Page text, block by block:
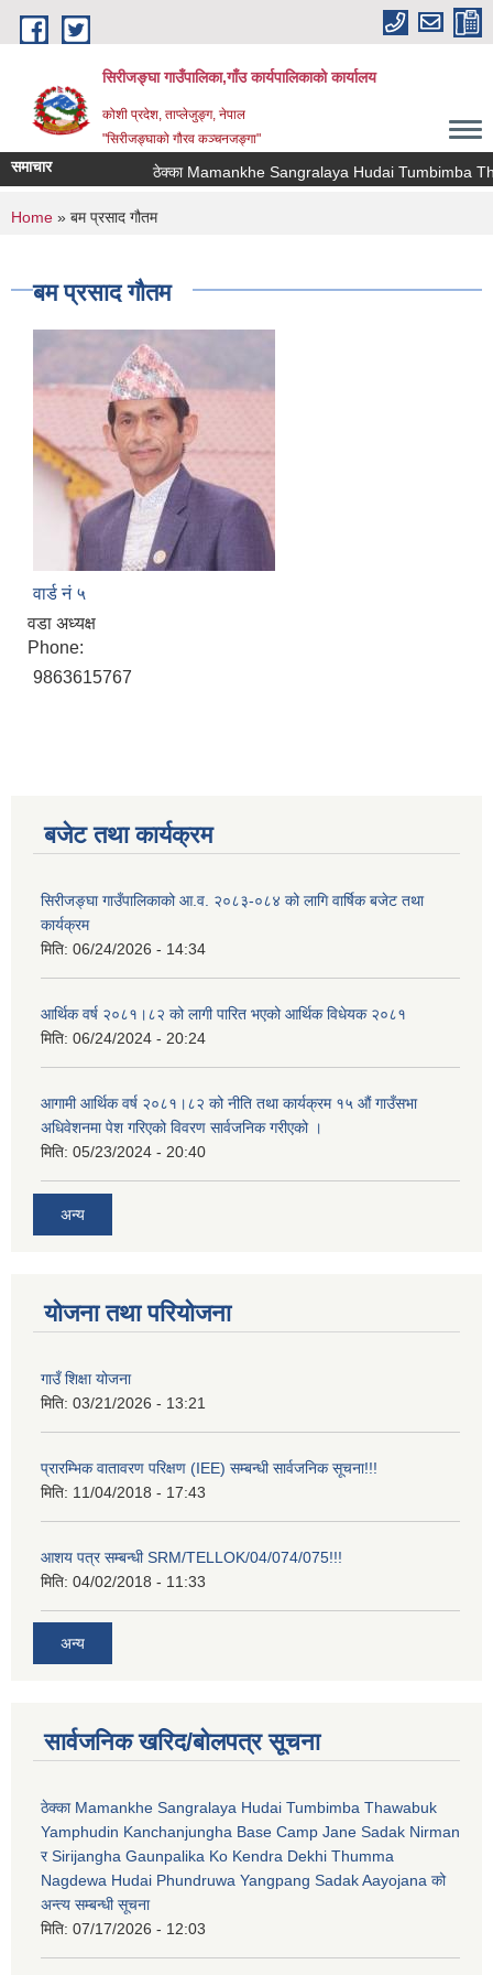
Skip to main content
सिरीजङ्घा गाउँपालिका,गाँउ कार्यपालिकाको कार्यालय
कोशी प्रदेश, ताप्लेजुङ्ग, नेपाल
"सिरीजङ्घाको गौरव कञ्चनजङ्गा"
समाचार ठेक्का Mamankhe Sangralaya Hudai Tumbimba
You are here
Home » बम प्रसाद गौतम
बम प्रसाद गौतम
वार्ड नं ५
वडा अध्यक्ष
Phone:
9863615767
बजेट तथा कार्यक्रम
सिरीजङ्घा गाउँपालिकाको आ.व. २०८३-०८४ को लागि वार्षिक बजेट तथा
कार्यक्रम
मिति: 06/24/2026 - 14:34
आर्थिक वर्ष २०८१।८२ को लागी पारित भएको आर्थिक विधेयक २०८१
मिति: 06/24/2024 - 20:24
आगामी आर्थिक वर्ष २०८१।८२ को नीति तथा कार्यक्रम १५ औं गाउँसभा
अधिवेशनमा पेश गरिएको विवरण सार्वजनिक गरीएको ।
मिति: 05/23/2024 - 20:40
अन्य
योजना तथा परियोजना
गाउँ शिक्षा योजना
मिति: 03/21/2026 - 13:21
प्रारम्भिक वातावरण परिक्षण (IEE) सम्बन्धी सार्वजनिक सूचना!!!
मिति: 11/04/2018 - 17:43
आशय पत्र सम्बन्धी SRM/TELLOK/04/074/075!!!
मिति: 04/02/2018 - 11:33
अन्य
सार्वजनिक खरिद/बोलपत्र सूचना
ठेक्का Mamankhe Sangralaya Hudai Tumbimba Thawabuk
Yamphudin Kanchanjungha Base Camp Jane Sadak Nirman
र Sirijangha Gaunpalika Ko Kendra Dekhi Thumma
Nagdewa Hudai Phundruwa Yangpang Sadak Aayojana को
अन्त्य सम्बन्धी सूचना
मिति: 07/17/2026 - 12:03